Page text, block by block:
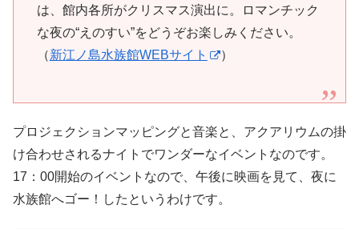
は、館内各所がクリスマス演出に。ロマンチック
な夜の“えのすい”をどうぞお楽しみください。
（新江ノ島水族館WEBサイト ）
プロジェクションマッピングと音楽と、アクアリウムの掛
け合わせされるナイトでワンダーなイベントなのです。
17：00開始のイベントなので、午後に映画を見て、夜に
水族館へゴー！したというわけです。